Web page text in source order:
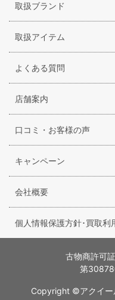
取扱ブランド
取扱アイテム
よくある質問
店舗案内
口コミ・お客様の声
キャンペーン
会社概要
個人情報保護方針･買取利
古物商許可
第
Copyright ©アクイ